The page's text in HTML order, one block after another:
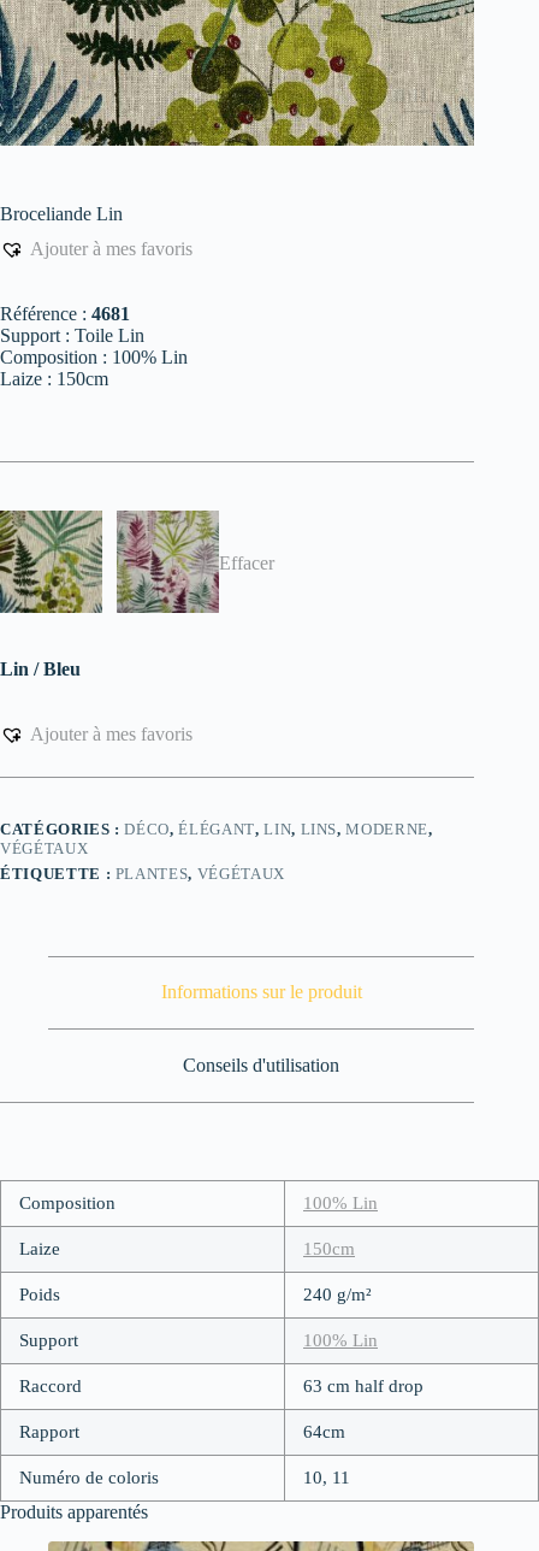
Broceliande Lin
Ajouter à mes favoris
Référence : 4681
Support : Toile Lin
Composition : 100% Lin
Laize : 150cm
Effacer
Lin / Bleu
Ajouter à mes favoris
CATÉGORIES :DÉCO,ÉLÉGANT,LIN, LINS,MODERNE,
VÉGÉTAUX
ÉTIQUETTE : PLANTES, VÉGÉTAUX
Informations sur le produit
Conseils d'utilisation
Composition 100% Lin
Laize 150cm
Poids 240 g/m²
Support 100% Lin
Raccord 63 cm half drop
Rapport 64cm
Numéro de coloris 10, 11
Produits apparentés